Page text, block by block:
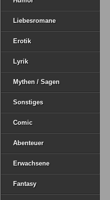
Liebesromane
Erotik
Lyrik
Mythen / Sagen
Sonstiges
Comic
Abenteuer
Erwachsene
Fantasy